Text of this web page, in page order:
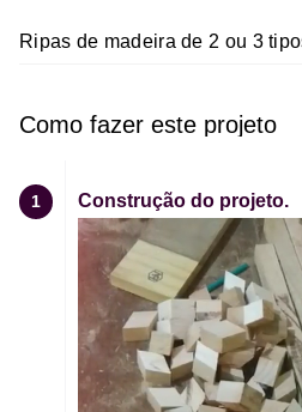
Ripas de madeira de 2 ou 3
Como fazer este projeto
1 Construção do projeto.